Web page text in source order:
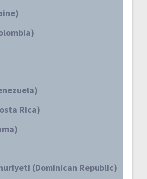
Rica)
(Dominican Republic)